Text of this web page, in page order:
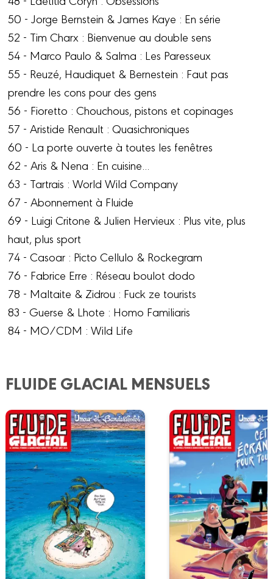
50 - Jorge Bernstein & James Kaye : En série
52 - Tim Charx : Bienvenue au double sens
54 - Marco Paulo & Salma : Les Paresseux
55 - Reuzé, Haudiquet & Bernestein : Faut pas
prendre les cons pour des gens
56 - Fioretto : Chouchous, pistons et copinages
57 - Aristide Renault : Quasichroniques
60 - La porte ouverte à toutes les fenêtres
62 - Aris & Nena : En cuisine...
63 - Tartrais : World Wild Company
67 - Abonnement à Fluide
69 - Luigi Critone & Julien Hervieux : Plus vite, plus
haut, plus sport
74 - Casoar : Picto Cellulo & Rockegram
76 - Fabrice Erre : Réseau boulot dodo
78 - Maltaite & Zidrou : Fuck ze tourists
83 - Guerse & Lhote : Homo Familiaris
84 - MO/CDM : Wild Life
FLUIDE GLACIAL MENSUELS